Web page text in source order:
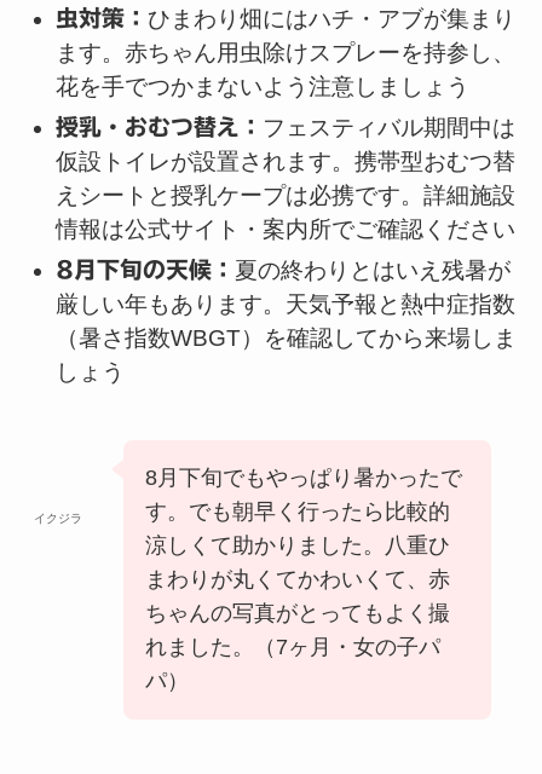
虫対策： ひまわり畑にはハチ・アブが集まり
ます。赤ちゃん用虫除けスプレーを持参し、
花を手でつかまないよう注意しましょう
授乳・おむつ替え： フェスティバル期間中は
仮設トイレが設置されます。携帯型おむつ替
えシートと授乳ケープは必携です。詳細施設
情報は公式サイト・案内所でご確認ください
8月下旬の天候： 夏の終わりとはいえ残暑が
厳しい年もあります。天気予報と熱中症指数
（暑さ指数WBGT）を確認してから来場しま
しょう
イクジラ
8月下旬でもやっぱり暑かったで
す。でも朝早く行ったら比較的
涼しくて助かりました。八重ひ
まわりが丸くてかわいくて、赤
ちゃんの写真がとってもよく撮
れました。（7ヶ月・女の子パ
パ）